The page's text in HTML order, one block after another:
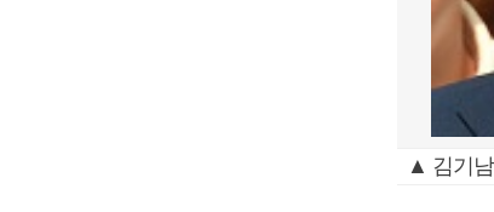
▲ 김기